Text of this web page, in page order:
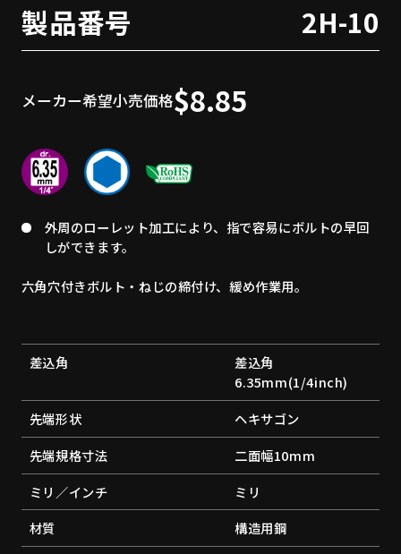
製品番号 2H-10
メーカー希望小売価格$8.85
外周のローレット加工により、指で容易にボルトの早回
しができます。
六角穴付きボルト・ねじの締付け、緩め作業用。
差込角
差込角
6.35mm(1/4inch)
先端形状
ヘキサゴン
先端規格寸法
二面幅10mm
ミリ／インチ
ミリ
材質
構造用鋼